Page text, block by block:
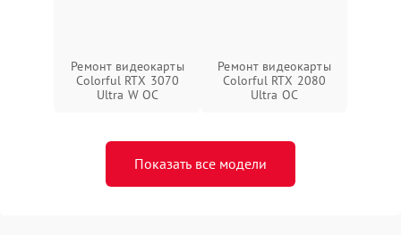
Ремонт видеокарты
Colorful RTX 3070
Ultra W OC
Ремонт видеокарты
Colorful RTX 2080
Ultra OC
Показать все модели